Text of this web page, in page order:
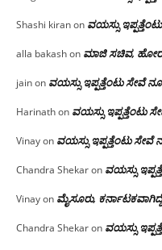
Shashi kiranon ವಯಸ್ಸು
alla bakashon ಮಾಜಿ ಸಚಿವ,
jainon ವಯಸ್ಸು ಇಪ್ಪತ್ತೆಂಟು ಸೇವೆ
Harinathon ವಯಸ್ಸು ಇಪ್ಪತ್ತೆಂಟು
Vinayon ವಯಸ್ಸು ಇಪ್ಪತ್ತೆಂಟು ಸೇವೆ
Chandra Shekaron ವಯಸ್ಸು
Vinayon ಮೈಸೂರು,
Chandra Shekaron ವಯಸ್ಸು